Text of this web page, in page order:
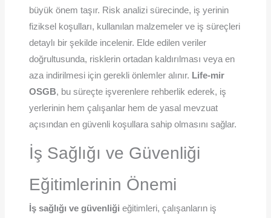
büyük önem taşır. Risk analizi sürecinde, iş yerinin
fiziksel koşulları, kullanılan malzemeler ve iş süreçleri
detaylı bir şekilde incelenir. Elde edilen veriler
doğrultusunda, risklerin ortadan kaldırılması veya en
aza indirilmesi için gerekli önlemler alınır. Life-mir
OSGB, bu süreçte işverenlere rehberlik ederek, iş
yerlerinin hem çalışanlar hem de yasal mevzuat
açısından en güvenli koşullara sahip olmasını sağlar.
İş Sağlığı ve Güvenliği
Eğitimlerinin Önemi
İş sağlığı ve güvenliği eğitimleri, çalışanların iş